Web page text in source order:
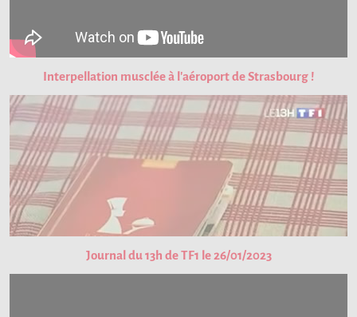
Interpellation musclée à l'aéroport de Strasbourg !
Journal du 13h de TF1 le 26/01/2023